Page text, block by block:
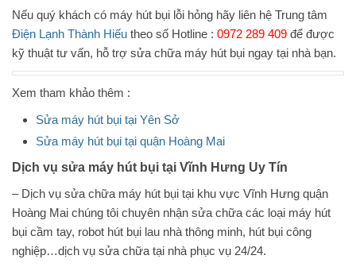
Nếu quý khách có máy hút bụi lỗi hỏng hãy liên hệ Trung tâm
Điện Lạnh Thành Hiếu theo số Hotline : 0972 289 409 để được
kỹ thuật tư vấn, hỗ trợ sửa chữa máy hút bụi ngay tại nhà bạn.
Xem tham khảo thêm :
Sửa máy hút bụi tại Yên Sở
Sửa máy hút bụi tại quận Hoàng Mai
Dịch vụ sửa máy hút bụi tại Vĩnh Hưng Uy Tín
– Dịch vụ sửa chữa máy hút bụi tại khu vực Vĩnh Hưng quận
Hoàng Mai chúng tôi chuyên nhận sửa chữa các loại máy hút
bụi cầm tay, robot hút bụi lau nhà thông minh, hút bụi công
nghiệp…dịch vụ sửa chữa tại nhà phục vụ 24/24.